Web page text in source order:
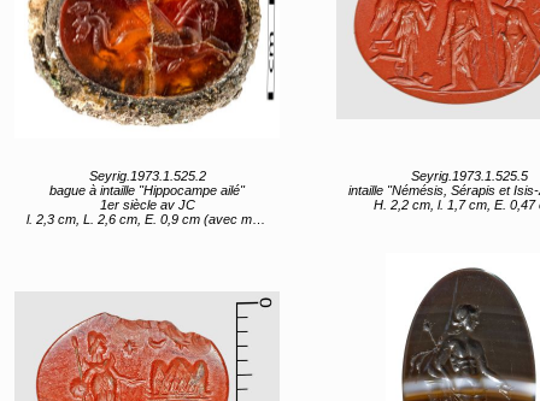
Seyrig.1973.1.525.2
bague à intaille "Hippocampe ailé"
1er siècle av JC
l. 2,3 cm, L. 2,6 cm, E. 0,9 cm (avec monture) l. 1,5 cm, L. 2,1 cm (intaille)
Seyrig.1973.1.525.5
intaille "Némésis, Sérapis et Isis-
H. 2,2 cm, l. 1,7 cm, E. 0,47